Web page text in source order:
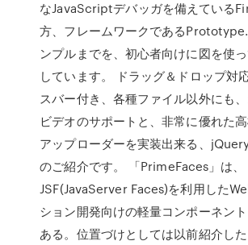
なJavaScriptデバッガを備えている
方、フレームワークである
ンプルまでを、初心者向けに図を使
しています。 ドラッグ＆ドロップ対
スバー付き、各種ファイル以外にも
ビデオのサポートと、非常に優れた
アップローダーを実装出来る、
のご紹介です。 「PrimeFaces」は、
JSF(JavaServer Faces)を利用した
ション開発向けの軽量コンポーネン
ある。位置づけとしては以前紹介し